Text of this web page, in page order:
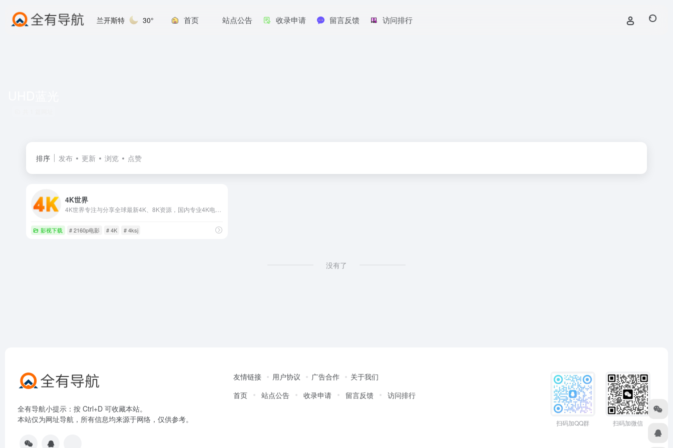
兰开斯特 30° 首页 站点公告 收录申请 留言反馈 访问排行
排序 发布 更新 浏览 点赞
4K世界
影视下载 # 2160p电影 # 4K # 4ksj
没有了
全有导航小提示：按 Ctrl+D 可收藏本站。
本站仅为网址导航，所有信息均来源于网络，仅供参考。
友情链接 用户协议 广告合作
关于我们
首页
站点公告 收录申请 留言反馈 访问排行
扫码加QQ群 扫码加微信